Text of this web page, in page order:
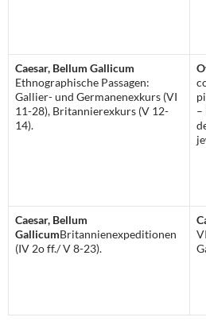
Caesar, Bellum Gallicum
Ethnographische Passagen:
Gallier- und Germanenexkurs (VI
11-28), Britannierexkurs (V 12-
14).
–
Caesar, Bellum
GallicumBritannienexpeditionen
(IV 2o ff./ V 8-23).